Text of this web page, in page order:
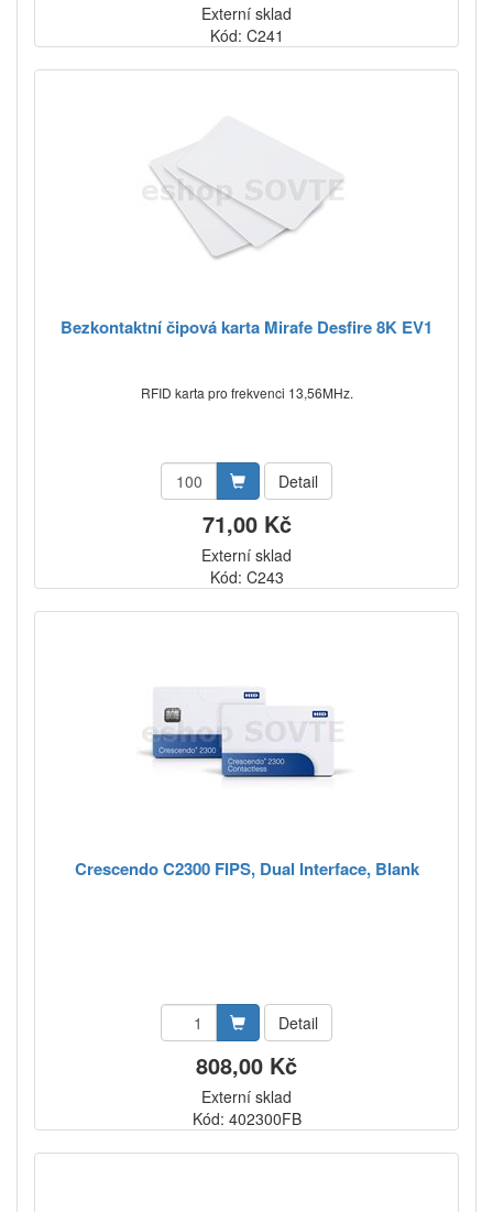
Externí sklad
Kód: C241
Bezkontaktní čipová karta Mirafe Desfire 8K EV1
RFID karta pro frekvenci 13,56MHz.
Detail
71,00 Kč
Externí sklad
Kód: C243
Crescendo C2300 FIPS, Dual Interface, Blank
Detail
808,00 Kč
Externí sklad
Kód: 402300FB